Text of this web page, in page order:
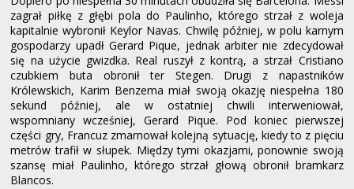
zagrał piłkę z głębi pola do Paulinho, którego strzał z woleja
kapitalnie wybronił Keylor Navas. Chwilę później, w polu karnym
gospodarzy upadł Gerard Pique, jednak arbiter nie zdecydował
się na użycie gwizdka. Real ruszył z kontrą, a strzał Cristiano
czubkiem buta obronił ter Stegen. Drugi z napastników
Królewskich, Karim Benzema miał swoją okazję niespełna 180
sekund później, ale w ostatniej chwili interweniował,
wspomniany wcześniej, Gerard Pique. Pod koniec pierwszej
części gry, Francuz zmarnował kolejną sytuację, kiedy to z pięciu
metrów trafił w słupek. Między tymi okazjami, ponownie swoją
szansę miał Paulinho, którego strzał głową obronił bramkarz
Blancos.